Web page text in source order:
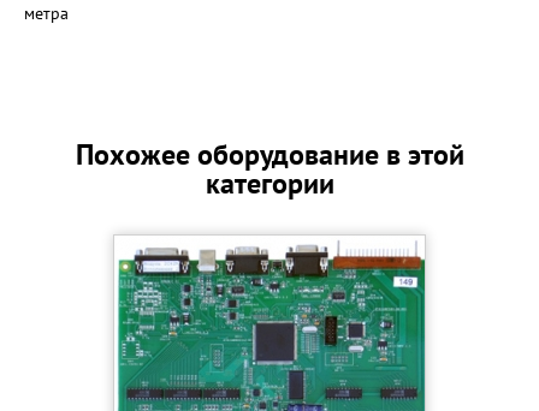
метра
Похожее оборудование в этой
категории